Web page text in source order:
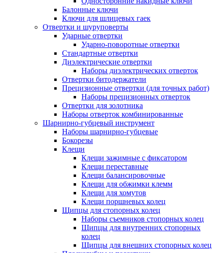
Балонные ключи
Ключи для шлицевых гаек
Отвертки и шуруповерты
Ударные отвертки
Ударно-поворотные отвертки
Стандартные отвертки
Диэлектрические отвертки
Наборы диэлектрических отверток
Отвертки битодержатели
Прецизионные отвертки (для точных работ)
Наборы прецизионных отверток
Отвертки для золотника
Наборы отверток комбинированные
Шарнирно-губцевый инструмент
Наборы шарнирно-губцевые
Бокорезы
Клещи
Клещи зажимные с фиксатором
Клещи переставные
Клещи балансировочные
Клещи для обжимки клемм
Клещи для хомутов
Клещи поршневых колец
Щипцы для стопорных колец
Наборы съемников стопорных колец
Щипцы для внутренних стопорных
колец
Щипцы для внешних стопорных колец